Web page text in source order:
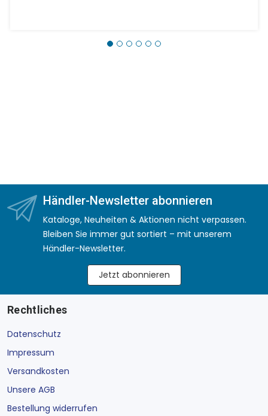
Händler-Newsletter abonnieren
Kataloge, Neuheiten & Aktionen nicht verpassen.
Bleiben Sie immer gut sortiert – mit unserem
Händler-Newsletter.
Jetzt abonnieren
Rechtliches
Datenschutz
Impressum
Versandkosten
Unsere AGB
Bestellung widerrufen